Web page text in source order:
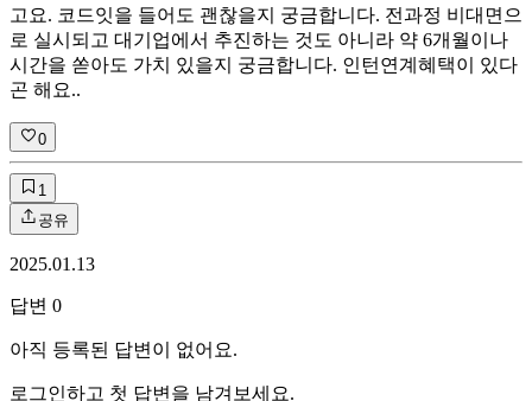
고요. 코드잇을 들어도 괜찮을지 궁금합니다. 전과정 비대면으
로 실시되고 대기업에서 추진하는 것도 아니라 약 6개월이나
시간을 쏟아도 가치 있을지 궁금합니다. 인턴연계혜택이 있다
곤 해요..
0
1
공유
2025.01.13
답변 0
아직 등록된 답변이 없어요.
로그인하고 첫 답변을 남겨보세요.